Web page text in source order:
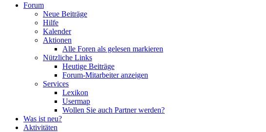
Forum
Neue Beiträge
Hilfe
Kalender
Aktionen
Alle Foren als gelesen markieren
Nützliche Links
Heutige Beiträge
Forum-Mitarbeiter anzeigen
Services
Lexikon
Usermap
Wollen Sie auch Partner werden?
Was ist neu?
Aktivitäten